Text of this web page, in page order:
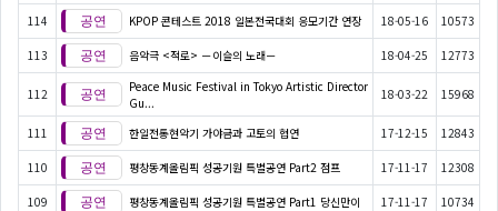
114 KPOP 콘테스트 2018 일본전국대회 응모기간 연장 18-05-16 10573
113 음악극 <적로> －이슬의 노래－ 18-04-25 12773
112
Peace Music Festival in Tokyo Artistic Director
Gu...
18-03-22 15968
111 한일전통현악기 가야금과 고토의 협연 17-12-15 12843
110 평창동계올림픽 성공기원 특별공연 Part2 점프 17-11-17 12308
109 평창동계올림픽 성공기원 특별공연 Part1 당신만이 17-11-17 10734